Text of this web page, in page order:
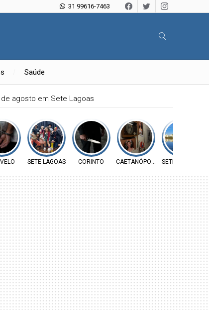
31 99616-7463
Saúde
agosto em Sete Lagoas
SETE LAGOAS CORINTO CAETANÓPOLIS SETE LAGOAS